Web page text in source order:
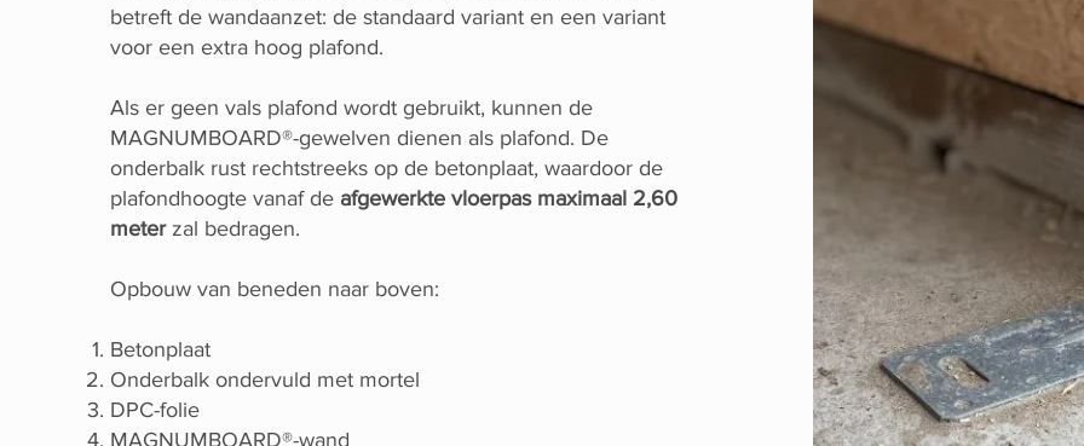
betreft de wandaanzet: de standaard variant en een variant
voor een extra hoog plafond.
Als er geen vals plafond wordt gebruikt, kunnen de
MAGNUMBOARD®-gewelven dienen als plafond. De
onderbalk rust rechtstreeks op de betonplaat, waardoor de
plafondhoogte vanaf de afgewerkte vloerpas maximaal 2,60
meterzal bedragen.
Opbouw van beneden naar boven:
Betonplaat
Onderbalk ondervuld met mortel
DPC-folie
MAGNUMBOARD®-wand